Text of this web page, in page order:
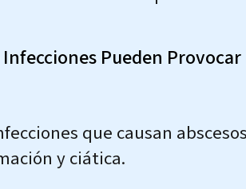
Infecciones Pueden
que causan
y ciática.